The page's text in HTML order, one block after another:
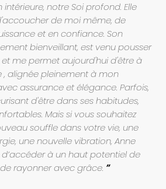
notre Soi profond. Elle
de moi même, de
et en confiance. Son
bienveillant, est venu pousser
et me permet aujourd'hui d'être à
, alignée pleinement à mon
assurance et élégance. Parfois,
d'être dans ses habitudes,
Mais si vous souhaitez
souffle dans votre vie, une
une nouvelle vibration, Anne
à un haut potentiel de
rayonner avec grâce.